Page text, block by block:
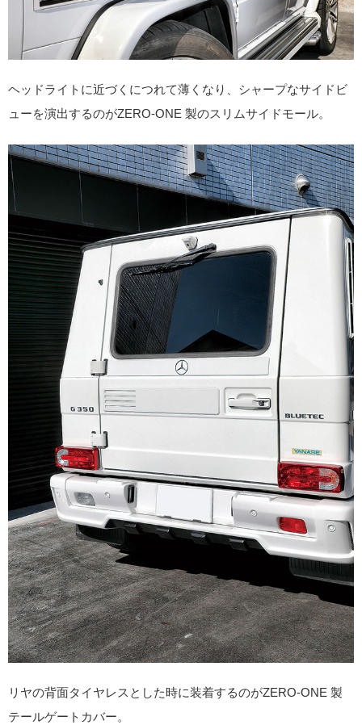
ヘッドライトに近づくにつれて薄くなり、シャープなサイドビ
ューを演出するのがZERO-ONE 製のスリムサイドモール。
リヤの背面タイヤレスとした時に装着するのがZERO-ONE 製
テールゲートカバー。